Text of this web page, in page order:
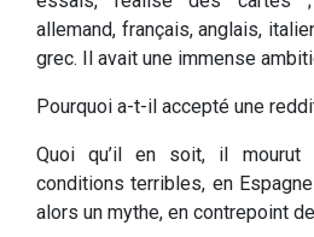
allemand, français, anglais,
grec. Il avait une immense
Pourquoi a-t-il accepté une
Quoi qu’il en soit, il mourut
conditions terribles, en
alors un mythe, en contrepoint